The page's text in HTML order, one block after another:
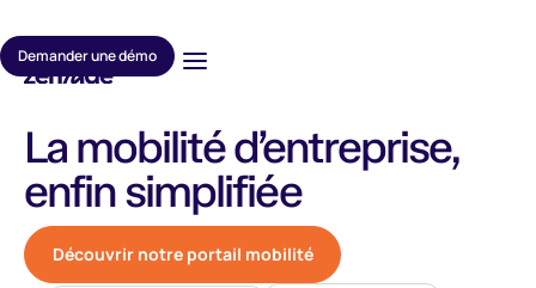
Demander une démo
La mobilité d’entreprise,
enfin simplifiée
Découvrir notre portail mobilité